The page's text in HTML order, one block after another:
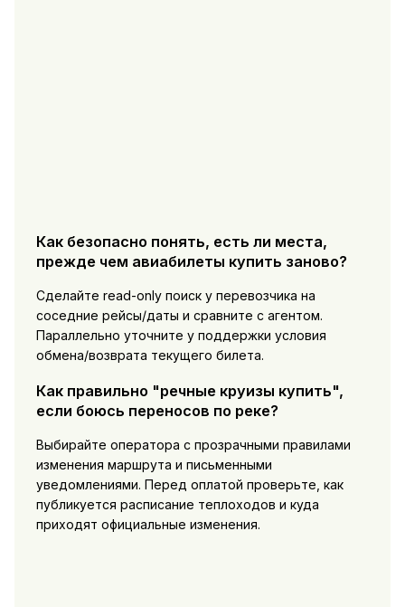
Как безопасно понять, есть ли места,
прежде чем авиабилеты купить заново?
Сделайте read-only поиск у перевозчика на
соседние рейсы/даты и сравните с агентом.
Параллельно уточните у поддержки условия
обмена/возврата текущего билета.
Как правильно "речные круизы купить",
если боюсь переносов по реке?
Выбирайте оператора с прозрачными правилами
изменения маршрута и письменными
уведомлениями. Перед оплатой проверьте, как
публикуется расписание теплоходов и куда
приходят официальные изменения.